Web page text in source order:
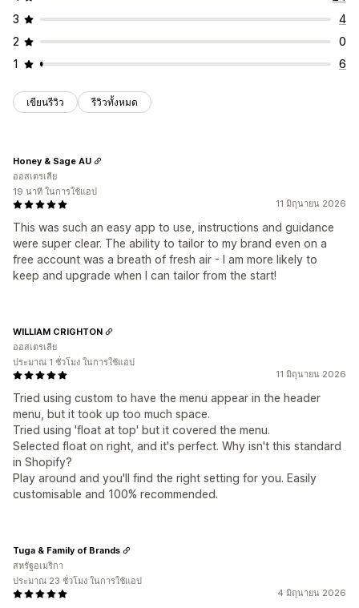
ตำแหน่งไอคอน
การจัดตำแหน่งด้วยตนเอง ตำแหน่งอัตโนมัติ แถบการประกาศ
หน้าที่กำหนดเอง หน้าตะกร้าสินค้า หน้าการชำระเงิน
แลนดิ้งเพจ
หน้าสินค้า หน้าค้นหา
การกำหนดเป้าหมายทางภูมิศาสตร์
3
4
2
0
1
6
เขียนรีวิว รีวิวทั้งหมด
11 มิถุนายน 2026
This was such an easy app to use, instructions and guidance
were super clear. The ability to tailor to my brand even on a
free account was a breath of fresh air - I am more likely to
keep and upgrade when I can tailor from the start!
Honey & Sage AU
ออสเตรเลีย
19 นาที ในการใช้แอป
11 มิถุนายน 2026
Tried using custom to have the menu appear in the header
menu, but it took up too much space.
Tried using 'float at top' but it covered the menu.
Selected float on right, and it's perfect. Why isn't this standard
in Shopify?
Play around and you'll find the right setting for you. Easily
customisable and 100% recommended.
WILLIAM CRIGHTON
ออสเตรเลีย
ประมาณ 1 ชั่วโมง ในการใช้แอป
4 มิถุนายน 2026
Tuga & Family of Brands
สหรัฐอเมริกา
ประมาณ 23 ชั่วโมง ในการใช้แอป